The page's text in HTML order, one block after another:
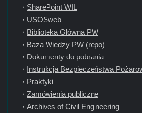
SharePoint WIL
USOSweb
Biblioteka Główna PW
Baza Wiedzy PW (repo)
Dokumenty do pobrania
Instrukcja Bezpieczeństwa
Praktyki
Zamówienia publiczne
Archives of Civil Engineering